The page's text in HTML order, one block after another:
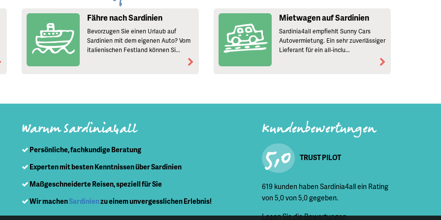
Fähre nach Sardinien
Bevorzugen Sie einen Urlaub auf
Sardinien mit dem eigenen Auto? Vom
italienischen Festland können Si...
Mietwagen auf Sardinien
Sardinia4all empfiehlt Sunny Cars
Autovermietung. Ein sehr zuverlässiger
Lieferant für ein all-inclu...
Kundenbewertungen
5,0 TRUST PILOT
619 kunden haben Sardinia4all ein Rating
von 5,0 von 5,0 gegeben.
Lesen Sie die Bewertungen
Warum Sardinia4all
Persönliche, fachkundige Beratung
Experten mit besten Kenntnissen über Sardinien
Maßgeschneiderte Reisen, speziell für Sie
Wir machenSardinienzu einem unvergesslichen Erlebnis!